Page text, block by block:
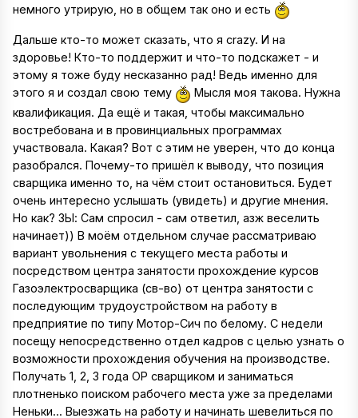
немного утрирую, но в общем так оно и есть
Дальше кто-то может сказать, что я crazy. И на
здоровье! Кто-то поддержит и что-то подскажет - и
этому я тоже буду несказанно рад! Ведь именно для
этого я и создал свою тему
Мысля моя такова. Нужна
квалификация. Да ещё и такая, чтобы максимально
востребована и в провинциальных программах
участвовала. Какая? Вот с этим не уверен, что до конца
разобрался. Почему-то пришёл к выводу, что позиция
сварщика именно то, на чём стоит остановиться. Будет
очень интересно услышать (увидеть) и другие мнения.
Но как? ЗЫ: Сам спросил - сам ответил, азж веселить
начинает)) В моём отдельном случае рассматриваю
вариант увольнения с текущего места работы и
посредством центра занятости прохождение курсов
Газоэлектросварщика (св-во) от центра занятости с
последующим трудоустройством на работу в
предприятие по типу Мотор-Сич по белому. С недели
посещу непосредственно отдел кадров с целью узнать о
возможности прохождения обучения на производстве.
Получать 1, 2, 3 года ОР сварщиком и заниматься
плотненько поиском рабочего места уже за пределами
Неньки... Выезжать на работу и начинать шевелиться по